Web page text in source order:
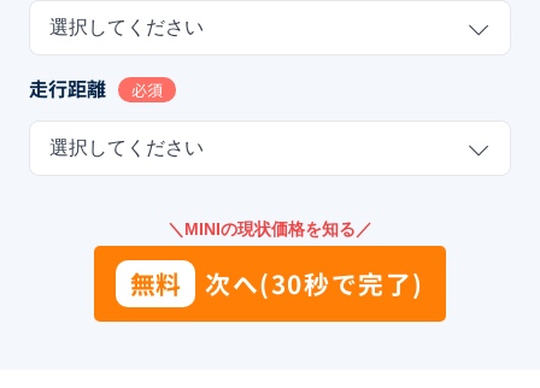
選択してください
走行距離 必須
選択してください
＼MINIの現状価格を知る／
無料 次へ(30秒で完了)